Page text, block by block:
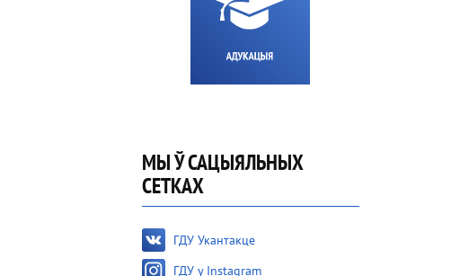
МЫ Ў САЦЫЯЛЬНЫХ
СЕТКАХ
ГДУ Укантакце
ГДУ у Instagram